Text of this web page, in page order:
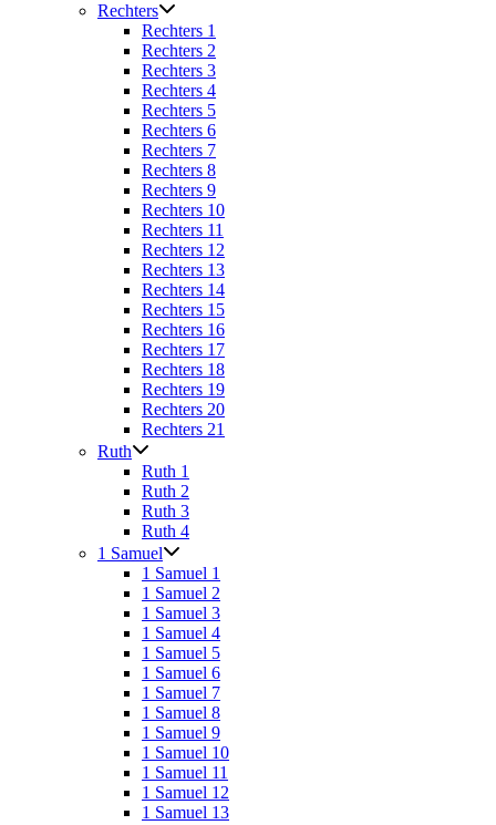
Rechters
Rechters 1
Rechters 2
Rechters 3
Rechters 4
Rechters 5
Rechters 6
Rechters 7
Rechters 8
Rechters 9
Rechters 10
Rechters 11
Rechters 12
Rechters 13
Rechters 14
Rechters 15
Rechters 16
Rechters 17
Rechters 18
Rechters 19
Rechters 20
Rechters 21
Ruth
Ruth 1
Ruth 2
Ruth 3
Ruth 4
1 Samuel
1 Samuel 1
1 Samuel 2
1 Samuel 3
1 Samuel 4
1 Samuel 5
1 Samuel 6
1 Samuel 7
1 Samuel 8
1 Samuel 9
1 Samuel 10
1 Samuel 11
1 Samuel 12
1 Samuel 13